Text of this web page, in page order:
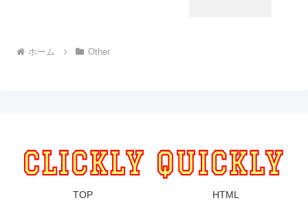
ホーム Other
TOP
HTML